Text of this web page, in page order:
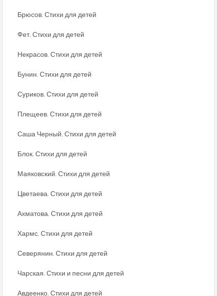
Брюсов. Стихи для детей
Фет. Стихи для детей
Некрасов. Стихи для детей
Бунин. Стихи для детей
Суриков. Стихи для детей
Плещеев. Стихи для детей
Саша Черный. Стихи для детей
Блок. Стихи для детей
Маяковский. Стихи для детей
Цветаева. Стихи для детей
Ахматова. Стихи для детей
Хармс. Стихи для детей
Северянин. Стихи для детей
Чарская. Стихи и песни для детей
Авдеенко. Стихи для детей